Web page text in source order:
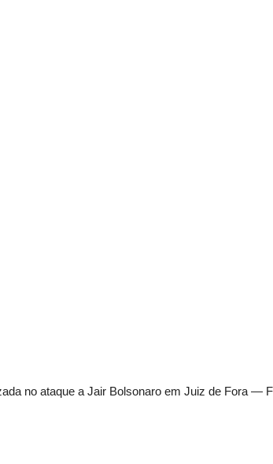
no ataque a Jair Bolsonaro em Juiz de Fora —